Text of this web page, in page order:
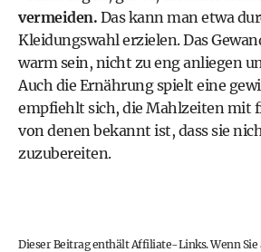
vermeiden. Das kann man etwa
Kleidungswahl erzielen. Das
warm sein, nicht zu eng anliegen
Auch die Ernährung spielt eine
empfiehlt sich, die Mahlzeiten mit
von denen bekannt ist, dass sie
zuzubereiten.
Dieser Beitrag enthält Affiliate-Links. Wenn Sie